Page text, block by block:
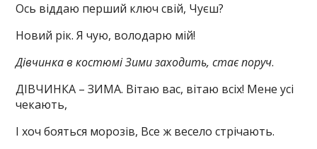
Ось віддаю перший ключ свій, Чуєш?
Новий рік. Я чую, володарю мій!
Дівчинка в костюмі Зими заходить, стає поруч.
ДІВЧИНКА – ЗИМА. Вітаю вас, вітаю всіх! Мене усі
чекають,
І хоч бояться морозів, Все ж весело стрічають.